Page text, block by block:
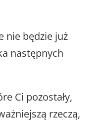
nie będzie już
następnych
Ci pozostały,
rzeczą,